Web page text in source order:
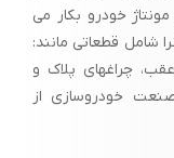
مطمئن شویم . اغلب
های کوچک با مشاهده
ها به روی همدیگر
تشخیص می باشد .
خودرو بکار می
شامل قطعاتی مانند:
چراغهای پلاک و
خودروسازی از